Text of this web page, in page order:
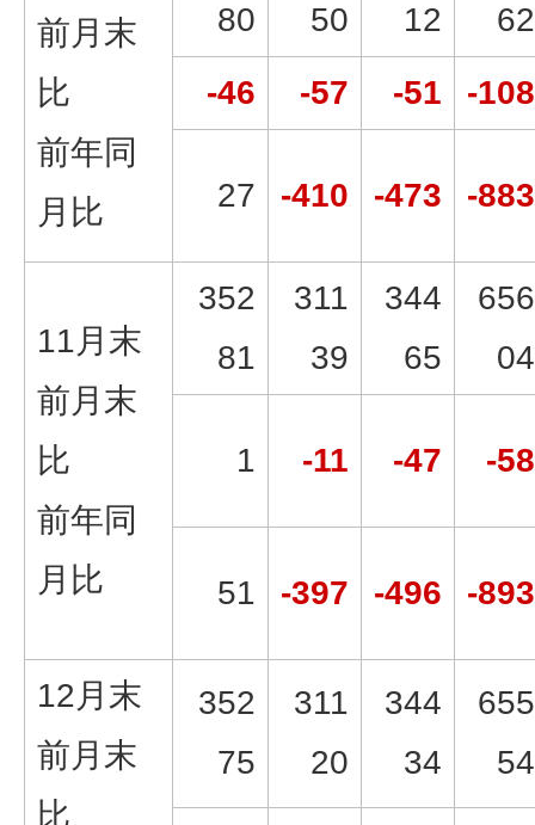
前月末
比
前年同
月比
80
50
12
62
-46
-57 -51 -108
27 -410 -473 -883
11月末
前月末
比
前年同
月比
352
81
311
39
344
65
656
04
1 -11 -47 -58
51 -397 -496 -893
12月末
前月末
比
352
75
311
20
344
34
655
54